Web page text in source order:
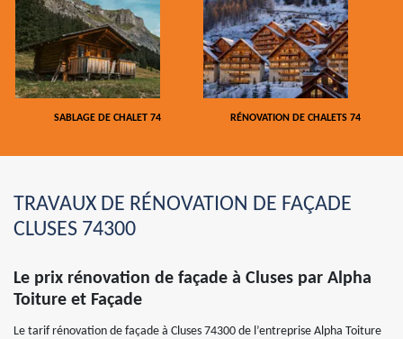
SABLAGE DE CHALET 74 RÉNOVATION DE CHALETS 74
TRAVAUX DE RÉNOVATION DE FAÇADE
CLUSES 74300
Le prix rénovation de façade à Cluses par Alpha
Toiture et Façade
Le tarif rénovation de façade à Cluses 74300 de l’entreprise Alpha Toiture